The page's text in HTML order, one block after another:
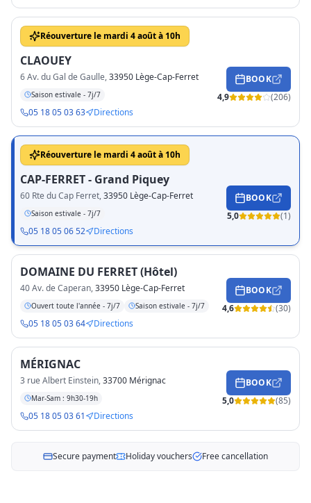
Réouverture le mardi 4 août à 10h
CLAOUEY
6 Av. du Gal de Gaulle,33950 Lège-Cap-Ferret
Saison estivale - 7j/7
05 18 05 03 63 Directions
BOOK
4,9
(206)
Réouverture le mardi 4 août à 10h
CAP-FERRET - Grand Piquey
60 Rte du Cap Ferret,33950 Lège-Cap-Ferret
Saison estivale - 7j/7
05 18 05 06 52 Directions
BOOK
5,0
(1)
DOMAINE DU FERRET (Hôtel)
40 Av. de Caperan,33950 Lège-Cap-Ferret
Ouvert toute l'année - 7j/7 Saison estivale - 7j/7
05 18 05 03 64 Directions
BOOK
4,6
(30)
MÉRIGNAC
3 rue Albert Einstein,33700 Mérignac
Mar-Sam : 9h30-19h
05 18 05 03 61 Directions
BOOK
5,0
(85)
Secure payment Holiday vouchers Free cancellation